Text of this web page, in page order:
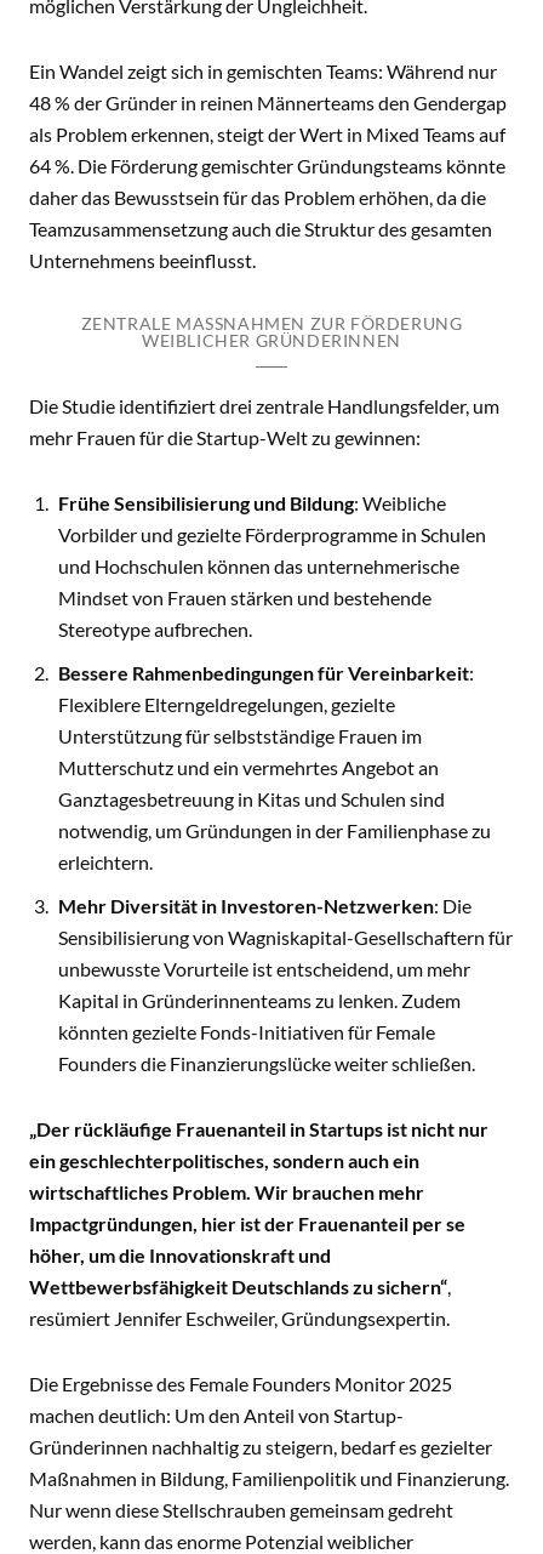
möglichen Verstärkung der Ungleichheit.
Ein Wandel zeigt sich in gemischten Teams: Während nur
48 % der Gründer in reinen Männerteams den Gendergap
als Problem erkennen, steigt der Wert in Mixed Teams auf
64 %. Die Förderung gemischter Gründungsteams könnte
daher das Bewusstsein für das Problem erhöhen, da die
Teamzusammensetzung auch die Struktur des gesamten
Unternehmens beeinflusst.
ZENTRALE MASSNAHMEN ZUR FÖRDERUNG W
EIBLICHER GRÜNDERINNEN
Die Studie identifiziert drei zentrale Handlungsfelder, um
mehr Frauen für die Startup-Welt zu gewinnen:
Frühe Sensibilisierung und Bildung: Weibliche
Vorbilder und gezielte Förderprogramme in Schulen
und Hochschulen können das unternehmerische
Mindset von Frauen stärken und bestehende
Stereotype aufbrechen.
Bessere Rahmenbedingungen für Vereinbarkeit:
Flexiblere Elterngeldregelungen, gezielte
Unterstützung für selbstständige Frauen im
Mutterschutz und ein vermehrtes Angebot an
Ganztagesbetreuung in Kitas und Schulen sind
notwendig, um Gründungen in der Familienphase zu
erleichtern.
Mehr Diversität in Investoren-Netzwerken: Die
Sensibilisierung von Wagniskapital-Gesellschaftern für
unbewusste Vorurteile ist entscheidend, um mehr
Kapital in Gründerinnenteams zu lenken. Zudem
könnten gezielte Fonds-Initiativen für Female
Founders die Finanzierungslücke weiter schließen.
„Der rückläufige Frauenanteil in Startups ist nicht nur
ein geschlechterpolitisches, sondern auch ein
wirtschaftliches Problem. Wir brauchen mehr
Impactgründungen, hier ist der Frauenanteil per se
höher, um die Innovationskraft und
Wettbewerbsfähigkeit Deutschlands zu sichern“,
resümiert Jennifer Eschweiler, Gründungsexpertin.
Die Ergebnisse des Female Founders Monitor 2025
machen deutlich: Um den Anteil von Startup-
Gründerinnen nachhaltig zu steigern, bedarf es gezielter
Maßnahmen in Bildung, Familienpolitik und Finanzierung.
Nur wenn diese Stellschrauben gemeinsam gedreht
werden, kann das enorme Potenzial weiblicher